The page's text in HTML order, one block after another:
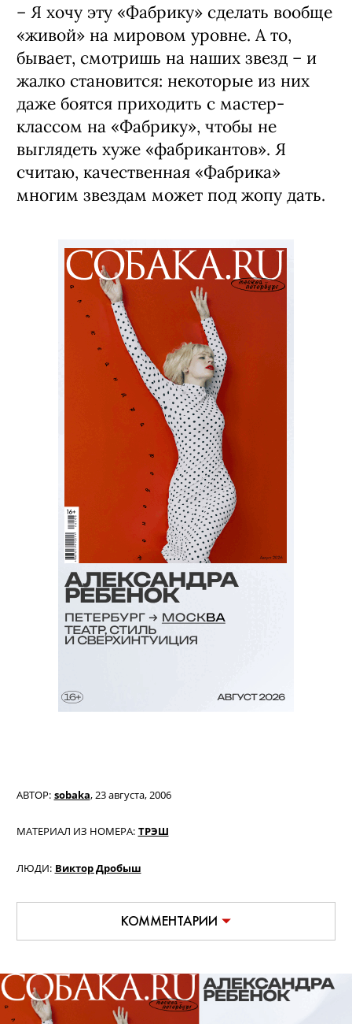
– Я хочу эту «Фабрику» сделать вообще
«живой» на мировом уровне. А то,
бывает, смотришь на наших звезд – и
жалко становится: некоторые из них
даже боятся приходить с мастер-
классом на «Фабрику», чтобы не
выглядеть хуже «фабрикантов». Я
считаю, качественная «Фабрика»
многим звездам может под жопу дать.
АВТОР: sobaka,23 августа, 2006
МАТЕРИАЛ ИЗ НОМЕРА: ТРЭШ
ЛЮДИ: Виктор Дробыш
КОММЕНТАРИИ